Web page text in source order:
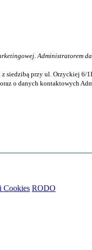
Administratorem
siedzibą przy ul. Orzyckiej
o danych kontaktowych
Cookies RODO